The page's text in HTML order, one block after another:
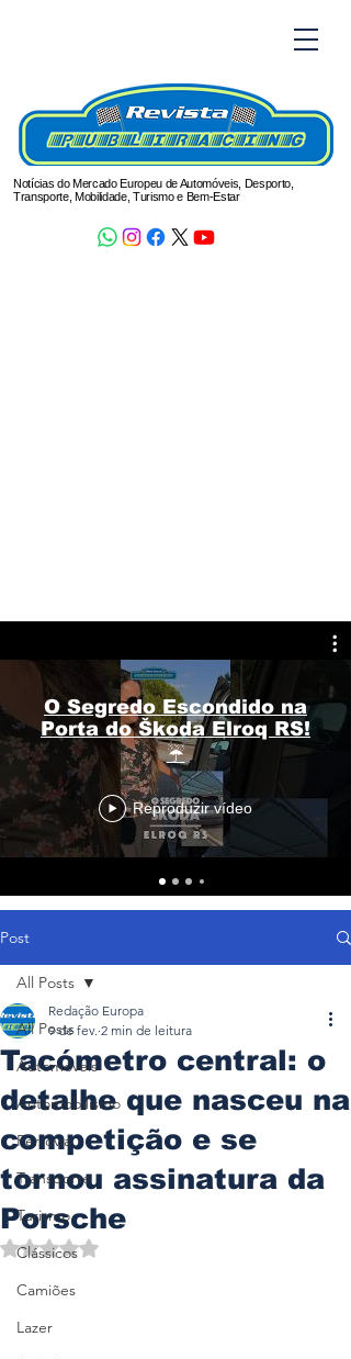
Notícias do Mercado Europeu de Automóveis, Desporto,
Transporte, Mobilidade, Turismo e Bem-Estar
O Segredo Escondido na
Porta do Škoda Elroq RS!
☔
Reproduzir vídeo
Post
All Posts
Automóveis
Automobilismo
Ferrovia
Transporte
Turismo
Clássicos
Camiões
Lazer
All Posts
Tacómetro central: o
detalhe que nasceu na
competição e se
tornou assinatura da
Porsche
Redação Europa
9 de fev. 2 min de leitura
Avaliado com NaN de 5 estrelas.